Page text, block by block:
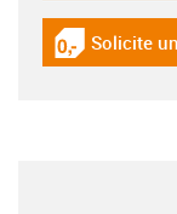
igus-icon-
Solicite